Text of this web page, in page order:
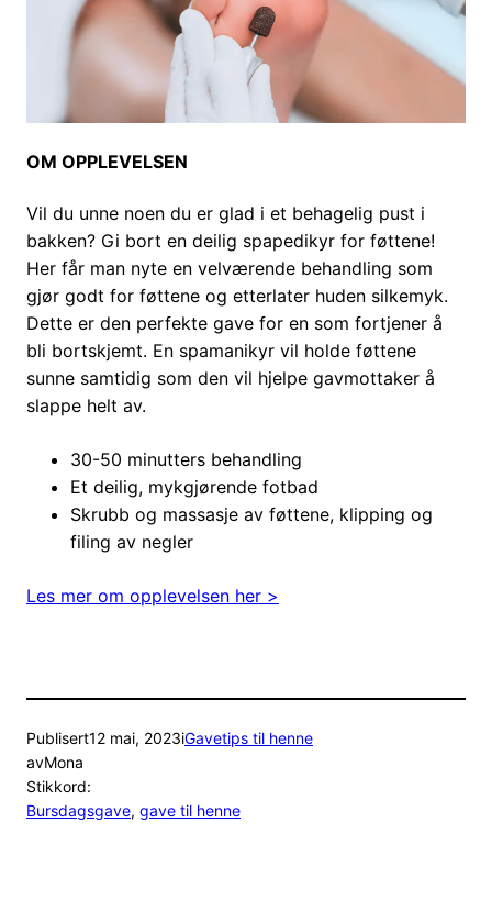
OM OPPLEVELSEN
Vil du unne noen du er glad i et behagelig pust i
bakken? Gi bort en deilig spapedikyr for føttene!
Her får man nyte en velværende behandling som
gjør godt for føttene og etterlater huden silkemyk.
Dette er den perfekte gave for en som fortjener å
bli bortskjemt. En spamanikyr vil holde føttene
sunne samtidig som den vil hjelpe gavmottaker å
slappe helt av.
30-50 minutters behandling
Et deilig, mykgjørende fotbad
Skrubb og massasje av føttene, klipping og
filing av negler
Les mer om opplevelsen her >
Publisert12 mai, 2023iGavetips til henne
avMona
Stikkord:
Bursdagsgave, gave til henne